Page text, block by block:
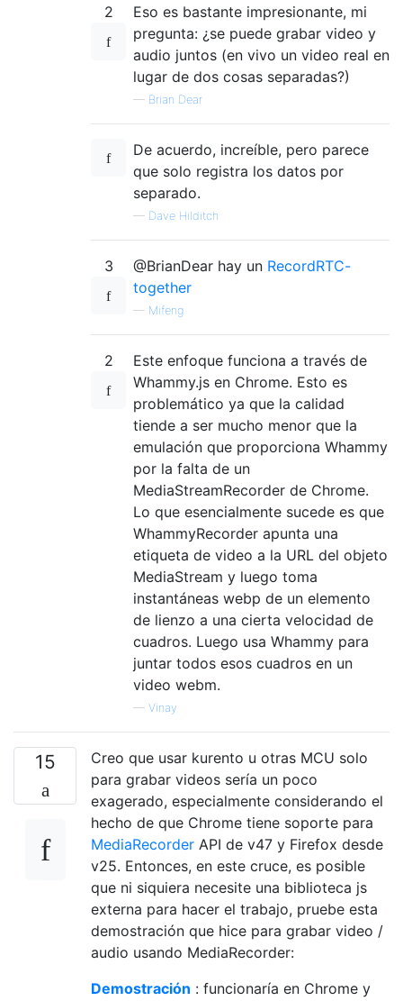
2
Eso es bastante impresionante, mi
pregunta: ¿se puede grabar video y
audio juntos (en vivo un video real en
lugar de dos cosas separadas?)
— Brian Dear
De acuerdo, increíble, pero parece
que solo registra los datos por
separado.
— Dave Hilditch
3 @BrianDear hay un RecordRTC-
together
— Mifeng
2
Este enfoque funciona a través de
Whammy.js en Chrome. Esto es
problemático ya que la calidad
tiende a ser mucho menor que la
emulación que proporciona Whammy
por la falta de un
MediaStreamRecorder de Chrome.
Lo que esencialmente sucede es que
WhammyRecorder apunta una
etiqueta de video a la URL del objeto
MediaStream y luego toma
instantáneas webp de un elemento
de lienzo a una cierta velocidad de
cuadros. Luego usa Whammy para
juntar todos esos cuadros en un
video webm.
— Vinay
15
Creo que usar kurento u otras MCU solo
para grabar videos sería un poco
exagerado, especialmente considerando el
hecho de que Chrome tiene soporte para
MediaRecorder API de v47 y Firefox desde
v25. Entonces, en este cruce, es posible
que ni siquiera necesite una biblioteca js
externa para hacer el trabajo, pruebe esta
demostración que hice para grabar video /
audio usando MediaRecorder:
Demostración : funcionaría en Chrome y